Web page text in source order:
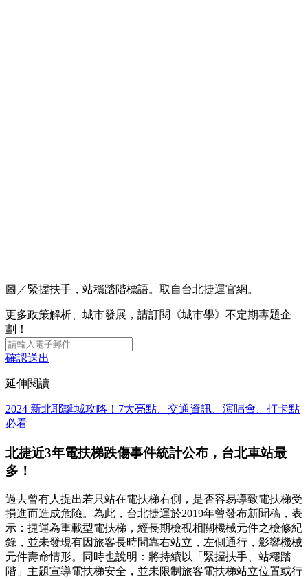
圖／緊握扶手，站穩踏階標語。取自台北捷運官網。
更多政策解析、城市發展，請訂閱《城市學》不定期專題企
劃！
確認送出
延伸閱讀
2024 新北耶誕城攻略！7大亮點、交通資訊、演唱會、打卡點
必看
北捷近3年電扶梯跌傷事件統計公布，台北車站最
多！
過去曾有人提出若只站在電扶梯右側，是否容易導致電扶梯受
損進而造成危險。為此，台北捷運於2019年曾發布新聞稿，表
示：捷運為重載型電扶梯，經長期檢視相關機械元件之檢修紀
錄，並未發現有因旅客長時間靠右站立，左側通行，影響機械
元件壽命情形。同時也說明：將持續以「緊握扶手、站穩踏
階」主題宣導電扶梯安全，並未限制旅客電扶梯站立位置或行